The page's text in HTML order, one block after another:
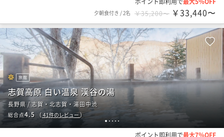
夕朝食付き /2名 ￥35,200〜 ￥33,440〜
1 2 345
旅館
志賀高原 白い温泉 渓谷の湯
長野県 / 志賀・北志賀・湯田中渋
総合点4.5 （ 41件のレビュー）
ポイント即利用で最大7％OFF